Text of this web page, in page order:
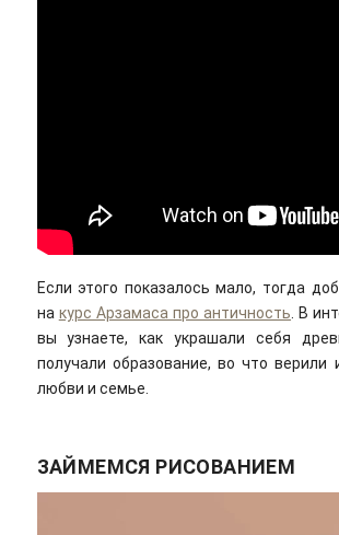
Если этого показалось мало, тогда
на курс Арзамаса про античность . В
вы узнаете, как украшали себя
получали образование, во что верили
любви и семье.
ЗАЙМЕМСЯ РИСОВАНИЕМ